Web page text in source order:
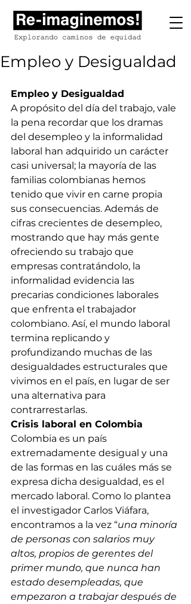
Empleo y Desigualdad
Empleo y Desigualdad
A propósito del día del trabajo, vale
la pena recordar que los dramas
del desempleo y la informalidad
laboral han adquirido un carácter
casi universal; la mayoría de las
familias colombianas hemos
tenido que vivir en carne propia
sus consecuencias. Además de
cifras crecientes de desempleo,
mostrando que hay más gente
ofreciendo su trabajo que
empresas contratándolo, la
informalidad evidencia las
precarias condiciones laborales
que enfrenta el trabajador
colombiano. Así, el mundo laboral
termina replicando y
profundizando muchas de las
desigualdades estructurales que
vivimos en el país, en lugar de ser
una alternativa para
contrarrestarlas.
Crisis laboral en Colombia
Colombia es un país
extremadamente desigual y una
de las formas en las cuáles más se
expresa dicha desigualdad, es el
mercado laboral. Como lo plantea
el investigador Carlos Viáfara,
encontramos a la vez “una minoría
de personas con salarios muy
altos, propios de gerentes del
primer mundo, que nunca han
estado desempleadas, que
empezaron a trabajar después de